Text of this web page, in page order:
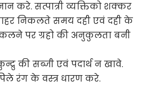
करे. सत्पात्री व्यक्तिको शक्कर
निकलते समय दही एवं दही के
पर ग्रहो की अनुकुलता बनी
की सब्जी एवं पदार्थ न खावे.
रंग के वस्त्र धारण करे.